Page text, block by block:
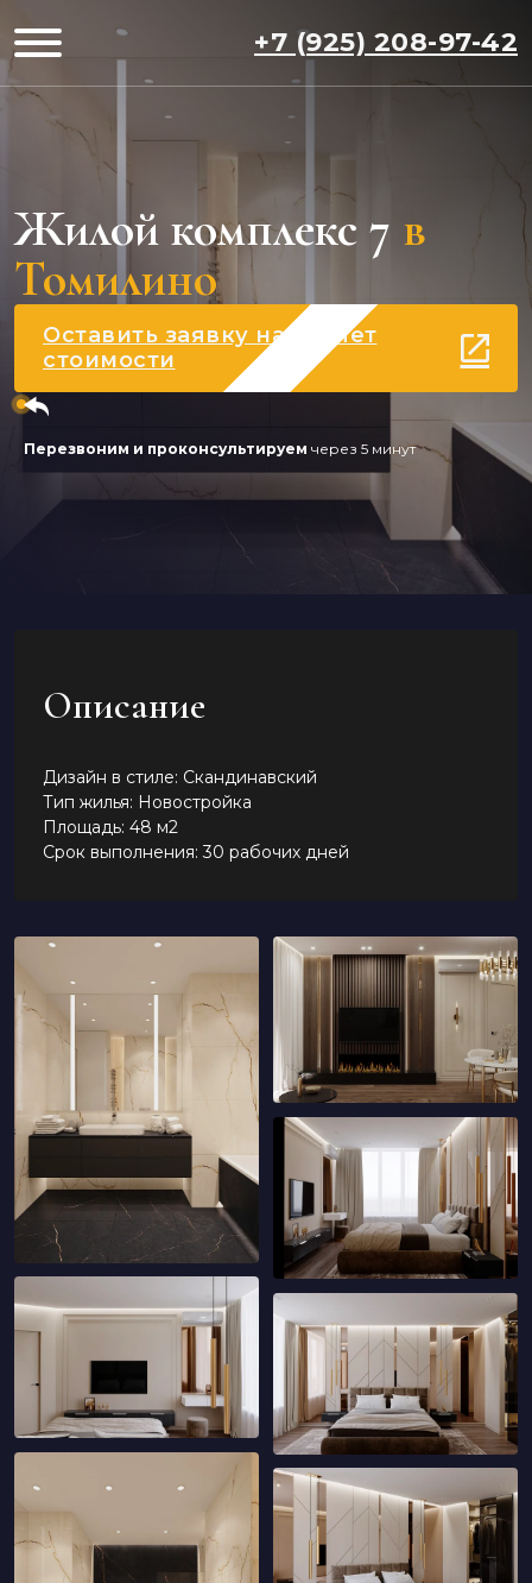
+7 (925) 208-97-42
Жилой комплекс 7 в
Томилино
Оставить заявку на расчет
стоимости
Перезвоним и проконсультируем через 5 минут
Описание
Дизайн в стиле: Скандинавский
Тип жилья: Новостройка
Площадь: 48 м2
Срок выполнения: 30 рабочих дней